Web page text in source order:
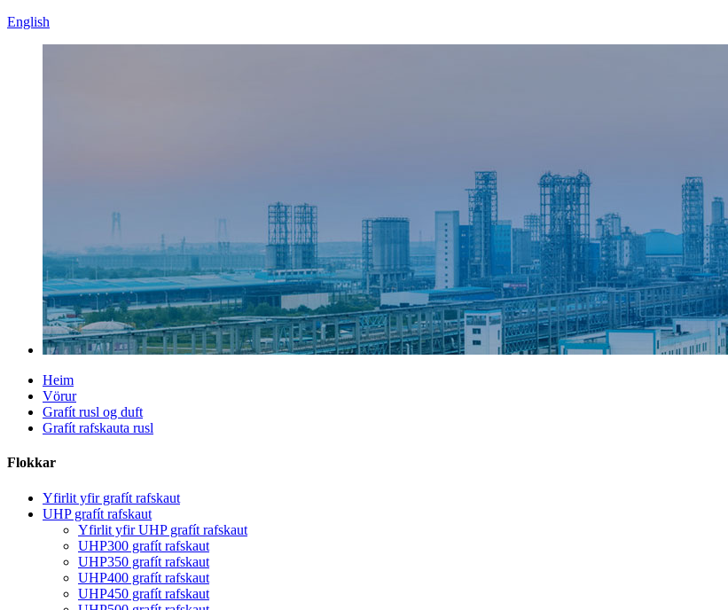
English
Heim
Vörur
Grafít rusl og duft
Grafít rafskauta rusl
Flokkar
Yfirlit yfir grafít rafskaut
UHP grafít rafskaut
Yfirlit yfir UHP grafít rafskaut
UHP300 grafít rafskaut
UHP350 grafít rafskaut
UHP400 grafít rafskaut
UHP450 grafít rafskaut